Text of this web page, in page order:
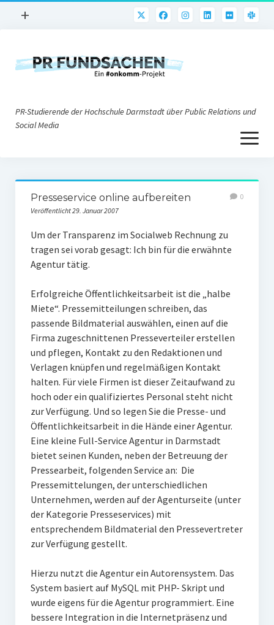
Menü
+
PR@h_da
Nonprofit-PR
Corporate Weblogs
Podcasting
Social Media
PR-Ethik
PR-Literatur
PR-Studien
Gesellschaft & Medien
Infografik-Themengarten
Künstliche Intelligenz
17 Ziele
Klimaneutrales Tanken
Zukunft der Bildung
Vom Trend zur Tonne
PR-Studierende der Hochschule Darmstadt über Public Relations und
Social Media
Menü
öffnen
Über uns
Impressum
Presseservice online aufbereiten
Veröffentlicht 29. Januar 2007
0
Um der Transparenz im Socialweb Rechnung zu
tragen sei vorab gesagt: Ich bin für die erwähnte
Agentur tätig.
Erfolgreiche Öffentlichkeitsarbeit ist die „halbe
Miete“. Pressemitteilungen schreiben, das
passende Bildmaterial auswählen, einen auf die
Firma zugeschnittenen Presseverteiler erstellen
und pflegen, Kontakt zu den Redaktionen und
Verlagen knüpfen und regelmäßigen Kontakt
halten. Für viele Firmen ist dieser Zeitaufwand zu
hoch oder ein qualifiziertes Personal steht nicht
zur Verfügung. Und so legen Sie die Presse- und
Öffentlichkeitsarbeit in die Hände einer Agentur.
Eine kleine Full-Service Agentur in Darmstadt
bietet seinen Kunden, neben der Betreuung der
Pressearbeit, folgenden Service an: Die
Pressemittelungen, der unterschiedlichen
Unternehmen, werden auf der Agenturseite (unter
der Kategorie Presseservices) mit
entsprechendem Bildmaterial den Pressevertreter
zur Verfügung gestellt.
Hierzu nutzt die Agentur ein Autorensystem. Das
System basiert auf MySQL mit PHP- Skript und
wurde eigens für die Agentur programmiert. Eine
bessere Integration in die Internetpräsenz und